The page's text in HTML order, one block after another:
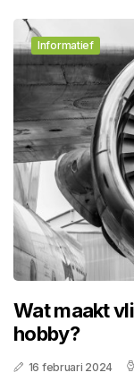
Informatief
Wat maakt
hobby?
16 februari 2024